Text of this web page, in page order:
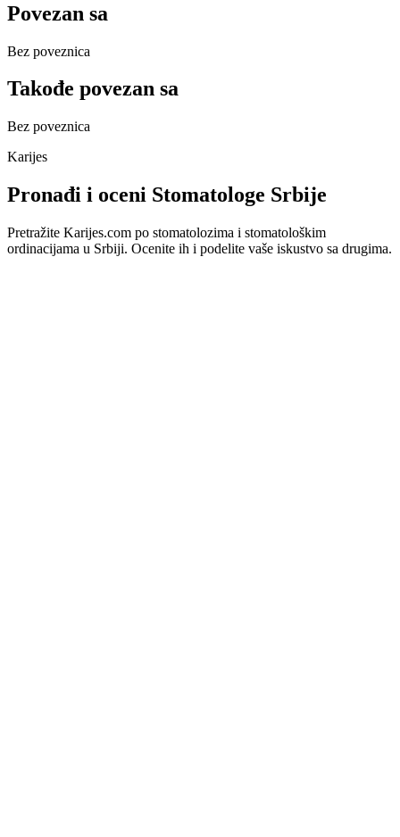
Povezan sa
Bez poveznica
Takođe povezan sa
Bez poveznica
Karijes
Pronađi i oceni Stomatologe Srbije
Pretražite Karijes.com po stomatolozima i stomatološkim
ordinacijama u Srbiji. Ocenite ih i podelite vaše iskustvo sa drugima.